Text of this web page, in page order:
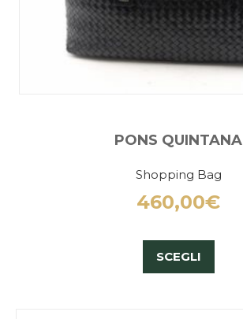
PONS QUINTANA
Shopping Bag
460,00€
SCEGLI